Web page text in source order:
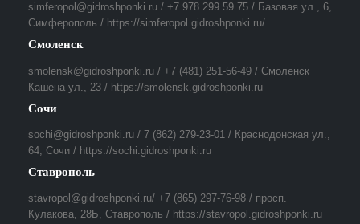
simferopol@gidroshponki.ru / +7 978 299 59 75 / Базовая ул., 6,
Симферополь / https://simferopol.gidroshponki.ru/
Смоленск
smolensk@gidroshponki.ru / +7 (481) 251-56-49 / Смоленск
Кашена ул., 23 / https://smolensk.gidroshponki.ru
Сочи
sochi@gidroshponki.ru / 7 (862) 279-23-01 / Краснодонская ул.,
64, Сочи / https://sochi.gidroshponki.ru
Ставрополь
stavropol@gidroshponki.ru/ +7 (865) 297-76-98 / просп.
Кулакова, 28Б, Ставрополь / https://stavropol.gidroshponki.ru